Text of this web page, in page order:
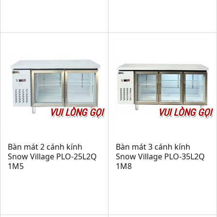
VUI LÒNG GỌI
Bàn mát 2 cánh kính
Snow Village PLO-25L2Q
1M5
VUI LÒNG GỌI
Bàn mát 3 cánh kính
Snow Village PLO-35L2Q
1M8